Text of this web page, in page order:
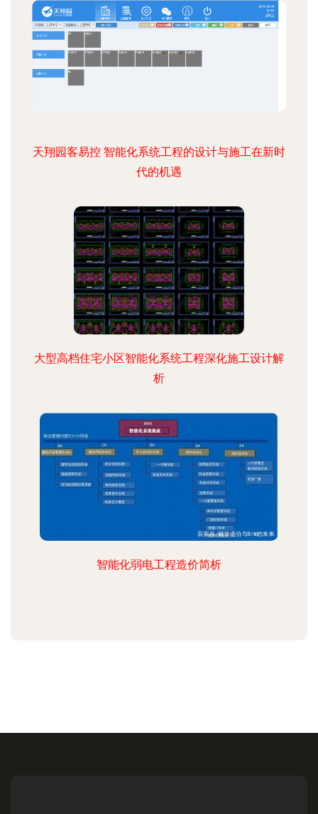
天翔园客易控 智能化系统工程的设计与施工在新时
代的机遇
大型高档住宅小区智能化系统工程深化施工设计解
析
智能化弱电工程造价简析